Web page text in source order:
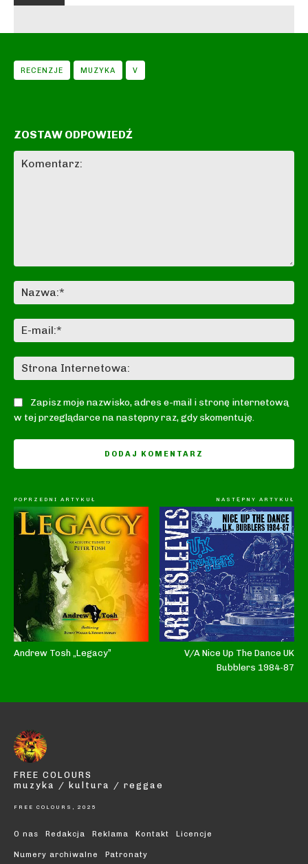
RECENZJE MUZYKA V
ZOSTAW ODPOWIEDŹ
Zapisz moje nazwisko, adres e-mail i stronę internetową
w tej przeglądarce na następny raz, gdy skomentuję.
POPRZEDNI ARTYKUŁ
Andrew Tosh „Legacy”
NASTĘPNY ARTYKUŁ
V/A Nice Up The Dance UK
Bubblers 1984-87
O nas Redakcja Reklama Kontakt Licencje
Numery archiwalne Patronaty
FREE COLOURS
muzyka / kultura / reggae
FREE COLOURS, 2025